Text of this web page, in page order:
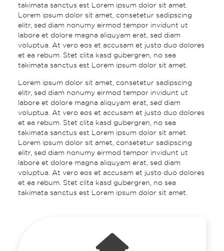
takimata sanctus est Lorem ipsum dolor sit amet.
Lorem ipsum dolor sit amet, consetetur sadipscing
elitr, sed diam nonumy eirmod tempor invidunt ut
labore et dolore magna aliquyam erat, sed diam
voluptua. At vero eos et accusam et justo duo dolores
et ea rebum. Stet clita kasd gubergren, no sea
takimata sanctus est Lorem ipsum dolor sit amet.
Lorem ipsum dolor sit amet, consetetur sadipscing
elitr, sed diam nonumy eirmod tempor invidunt ut
labore et dolore magna aliquyam erat, sed diam
voluptua. At vero eos et accusam et justo duo dolores
et ea rebum. Stet clita kasd gubergren, no sea
takimata sanctus est Lorem ipsum dolor sit amet.
Lorem ipsum dolor sit amet, consetetur sadipscing
elitr, sed diam nonumy eirmod tempor invidunt ut
labore et dolore magna aliquyam erat, sed diam
voluptua. At vero eos et accusam et justo duo dolores
et ea rebum. Stet clita kasd gubergren, no sea
takimata sanctus est Lorem ipsum dolor sit amet.